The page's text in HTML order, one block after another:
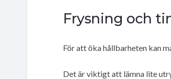
Frysning och
För att öka hållbarheten kan
Det är viktigt att lämna lite